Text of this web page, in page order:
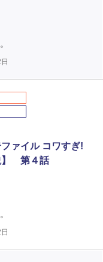
ファイル コワすぎ!
】 第４話